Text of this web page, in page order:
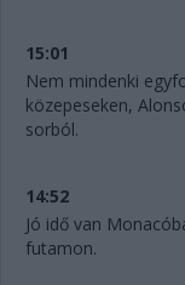
15:01
Nem mindenki
közepeseken,
sorból.
14:52
Jó idő van
futamon.